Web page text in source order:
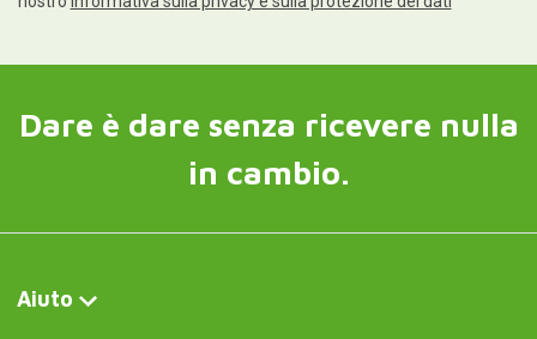
Dare è dare senza ricevere nulla
in cambio.
Aiuto